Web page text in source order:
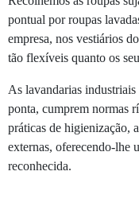
pontual por roupas
empresa, nos vestiários
tão flexíveis quanto os
As lavandarias industriais
ponta, cumprem normas
práticas de higienização,
externas, oferecendo-lhe
reconhecida.